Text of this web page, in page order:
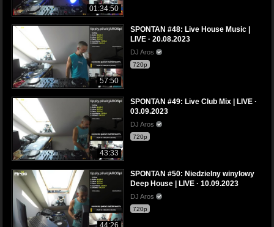
01:34:50
57:50
SPONTAN #48: Live House Music |
LIVE · 20.08.2023
DJ Aros
720p
43:33
SPONTAN #49: Live Club Mix | LIVE ·
03.09.2023
DJ Aros
720p
44:26
SPONTAN #50: Niedzielny winylowy
Deep House | LIVE · 10.09.2023
DJ Aros
720p